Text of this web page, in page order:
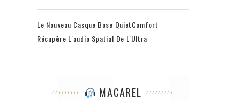
Le Nouveau Casque Bose QuietComfort
Récupère L'audio Spatial De L'Ultra
MACAREL